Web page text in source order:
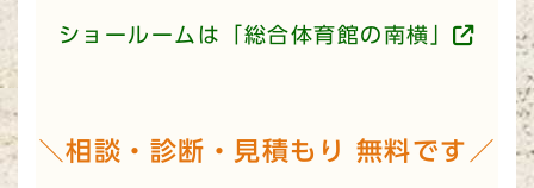
ショールームは「総合体育館の南横」
＼相談・診断・見積もり 無料です／